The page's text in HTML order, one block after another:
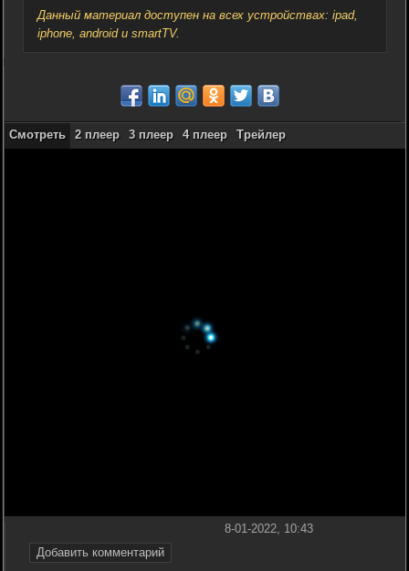
Данный материал доступен на всех устройствах: ipad,
iphone, android и smartTV.
Смотреть 2 плеер 3 плеер 4 плеер Трейлер
Добавить комментарий
8-01-2022, 10:43